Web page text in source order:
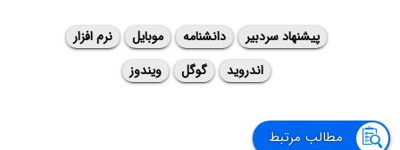
پیشنهاد سردبیر دانشنامه موبایل
نرم افزار
اندروید
گوگل ویندوز
مطالب مرتبط